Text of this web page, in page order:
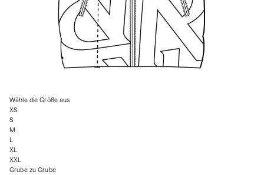
Wähle die Größe aus
XS
S
M
L
XL
XXL
Grube zu Grube